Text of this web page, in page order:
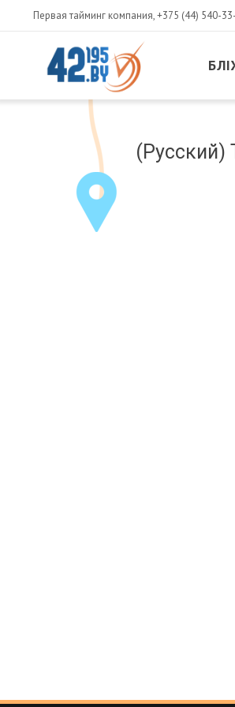
Первая тайминг компания,+375 (44) 540-
14,
(Русский)